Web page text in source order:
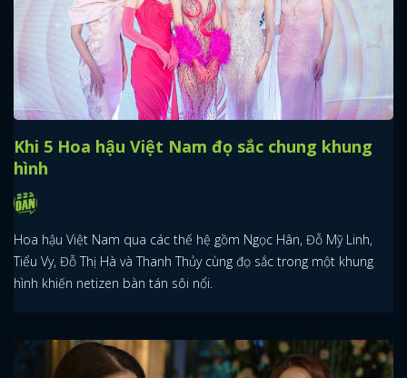
Khi 5 Hoa hậu Việt Nam đọ sắc chung khung
hình
Hoa hậu Việt Nam qua các thế hệ gồm Ngọc Hân, Đỗ Mỹ Linh,
Tiểu Vy, Đỗ Thị Hà và Thanh Thủy cùng đọ sắc trong một khung
hình khiến netizen bàn tán sôi nổi.